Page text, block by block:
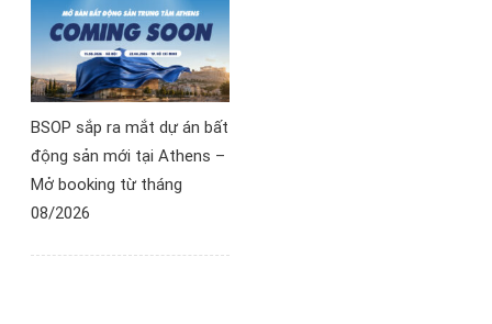
BSOP sắp ra mắt dự án bất
động sản mới tại Athens –
Mở booking từ tháng
08/2026